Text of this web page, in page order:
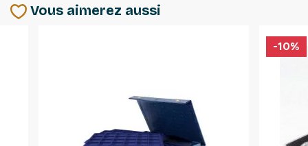
Vous aimerez aussi
-10%